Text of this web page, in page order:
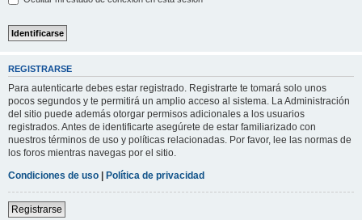
REGISTRARSE
Para autenticarte debes estar registrado. Registrarte te tomará solo unos
pocos segundos y te permitirá un amplio acceso al sistema. La Administración
del sitio puede además otorgar permisos adicionales a los usuarios
registrados. Antes de identificarte asegúrete de estar familiarizado con
nuestros términos de uso y políticas relacionadas. Por favor, lee las normas de
los foros mientras navegas por el sitio.
Condiciones de uso | Política de privacidad
Registrarse